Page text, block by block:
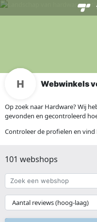
Webwinkels
Op zoek naar Hardware? Wij
gevonden en gecontroleerd
Controleer de profielen en vind
101 webshops
Zoek
een
webshop
{{
__('Sort')
}}